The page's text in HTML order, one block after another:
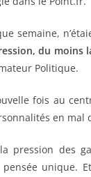
semaine,
du
Politique.
fois au
en mal
pression des
unique.